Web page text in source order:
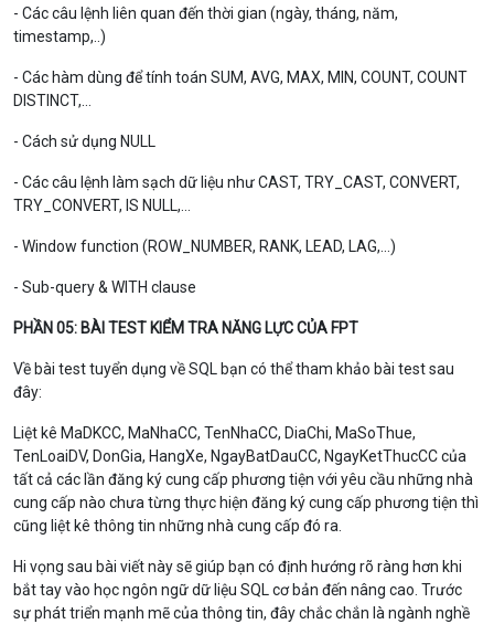
- Các câu lệnh liên quan đến thời gian (ngày, tháng, năm,
timestamp,..)
- Các hàm dùng để tính toán SUM, AVG, MAX, MIN, COUNT, COUNT
DISTINCT,…
- Cách sử dụng NULL
- Các câu lệnh làm sạch dữ liệu như CAST, TRY_CAST, CONVERT,
TRY_CONVERT, IS NULL,…
- Window function (ROW_NUMBER, RANK, LEAD, LAG,…)
- Sub-query & WITH clause
PHẦN 05: BÀI TEST KIỂM TRA NĂNG LỰC CỦA FPT
Về bài test tuyển dụng về SQL bạn có thể tham khảo bài test sau
đây:
Liệt kê MaDKCC, MaNhaCC, TenNhaCC, DiaChi, MaSoThue,
TenLoaiDV, DonGia, HangXe, NgayBatDauCC, NgayKetThucCC của
tất cả các lần đăng ký cung cấp phương tiện với yêu cầu những nhà
cung cấp nào chưa từng thực hiện đăng ký cung cấp phương tiện thì
cũng liệt kê thông tin những nhà cung cấp đó ra.
Hi vọng sau bài viết này sẽ giúp bạn có định hướng rõ ràng hơn khi
bắt tay vào học ngôn ngữ dữ liệu SQL cơ bản đến nâng cao. Trước
sự phát triển mạnh mẽ của thông tin, đây chắc chắn là ngành nghề